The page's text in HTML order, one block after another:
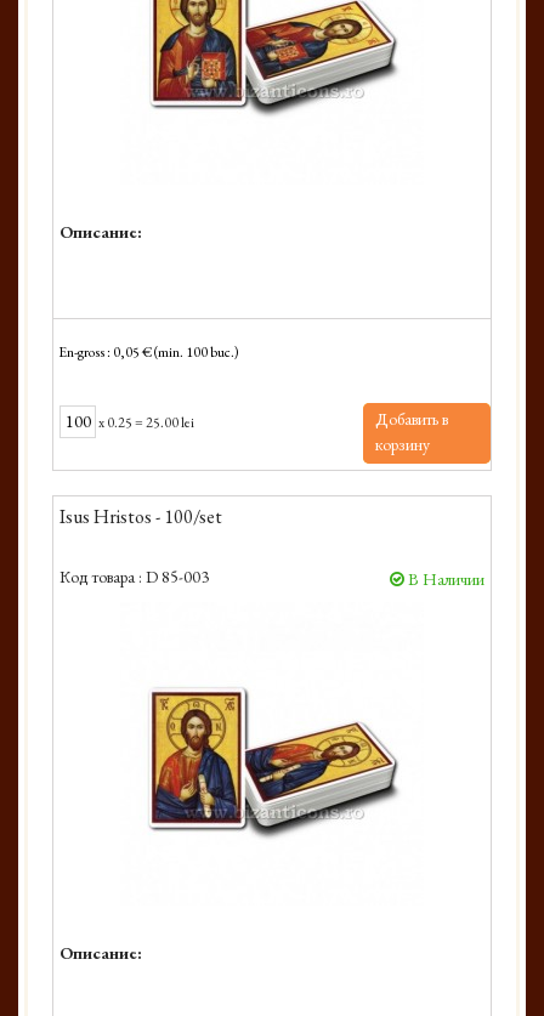
Описание:
En-gross : 0,05 € (min. 100 buc.)
x0.25=25.00 lei
Добавить в
корзину
Isus Hristos - 100/set
Код товара : D 85-003 В Наличии
Описание: